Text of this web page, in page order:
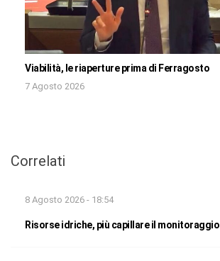
Viabilità, le riaperture prima di Ferragosto
7 Agosto 2026
Correlati
8 Agosto 2026 - 18:54
Risorse idriche, più capillare il monitoraggio